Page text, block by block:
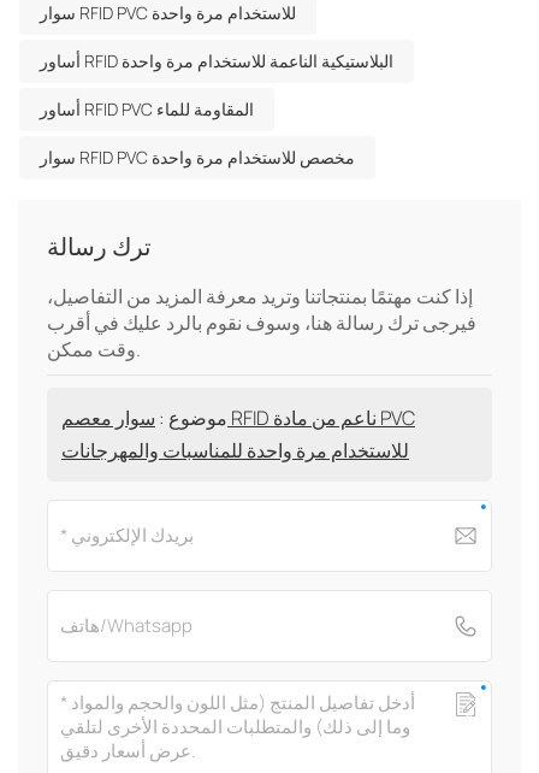
سوار RFID PVC للاستخدام مرة واحدة
أساور RFID البلاستيكية الناعمة للاستخدام مرة واحدة
أساور RFID PVC المقاومة للماء
سوار RFID PVC مخصص للاستخدام مرة واحدة
ترك رسالة
إذا كنت مهتمًا بمنتجاتنا وتريد معرفة المزيد من التفاصيل،
فيرجى ترك رسالة هنا، وسوف نقوم بالرد عليك في أقرب
وقت ممكن.
موضوع : سوار معصم RFID ناعم من مادة PVC
للاستخدام مرة واحدة للمناسبات والمهرجانات